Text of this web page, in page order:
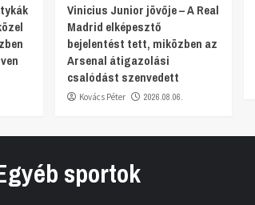
Vinicius Junior jövője – A Real
Madrid elképesztő
bejelentést tett, miközben az
Arsenal átigazolási
csalódást szenvedett
Kovács Péter 2026.08.06.
sportok